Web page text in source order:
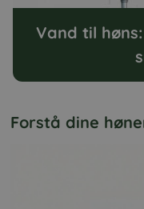
Vand til
Forstå dine